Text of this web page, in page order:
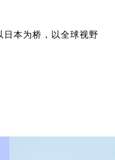
本为桥，以全球视野